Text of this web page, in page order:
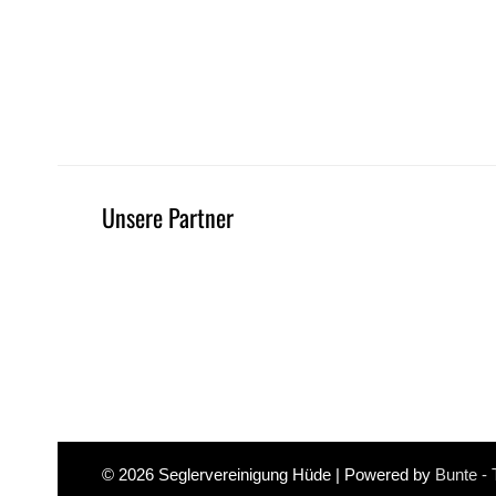
Unsere Partner
© 2026 Seglervereinigung Hüde | Powered by Bunte -